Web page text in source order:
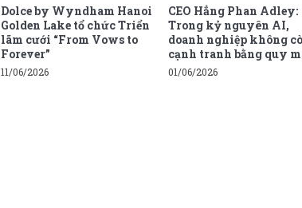
Dolce by Wyndham Hanoi
Golden Lake tổ chức Triển
lãm cưới “From Vows to
Forever”
11/06/2026
CEO Hẳng Phan Adley:
Trong kỷ nguyên AI,
doanh nghiệp không
cạnh tranh bằng quy
01/06/2026